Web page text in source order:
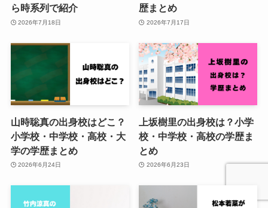
ら時系列で紹介
2026年7月18日
歴まとめ
2026年7月17日
山時聡真の出身校はどこ？
小学校・中学校・高校・大
学の学歴まとめ
2026年6月24日
上坂樹里の出身校は？小学
校・中学校・高校の学歴ま
とめ
2026年6月23日